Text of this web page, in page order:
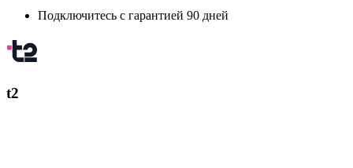
Подключитесь с гарантией 90 дней
t2